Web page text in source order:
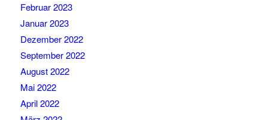
Februar 2023
Januar 2023
Dezember 2022
September 2022
August 2022
Mai 2022
April 2022